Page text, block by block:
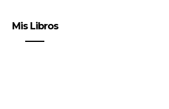
Mis Libros